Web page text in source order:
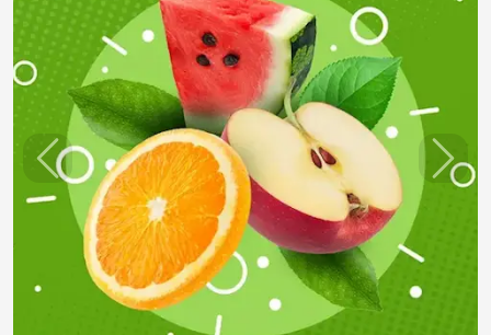
Previous Next